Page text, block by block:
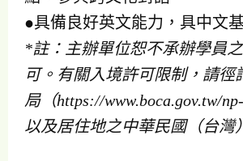
●具備良好英文能力，具中文
*註：主辦單位恕不承辦學員
可。有關入境許可限制，請徑
局（https://www.boca.gov.tw/
以及居住地之中華民國（台灣